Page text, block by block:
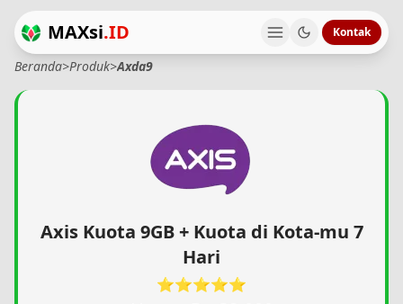
MAXsi.ID Kontak
Beranda>Produk>Axda9
Axis Kuota 9GB + Kuota di Kota-mu 7
Hari
⭐⭐⭐⭐⭐